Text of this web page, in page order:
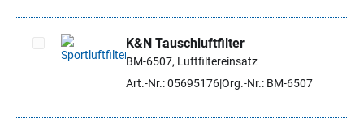
Artikel auswählen
K&N Tauschluftfilter
BM-6507, Luftfiltereinsatz
Art.-Nr.: 05695176Org.-Nr.: BM-6507